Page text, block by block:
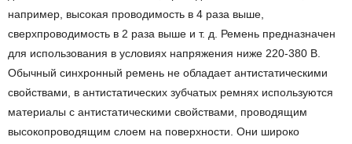
например, высокая проводимость в 4 раза выше,
сверхпроводимость в 2 раза выше и т. д. Ремень предназначен
для использования в условиях напряжения ниже 220-380 В.
Обычный синхронный ремень не обладает антистатическими
свойствами, в антистатических зубчатых ремнях используются
материалы с антистатическими свойствами, проводящим
высокопроводящим слоем на поверхности. Они широко